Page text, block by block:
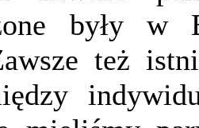
były w
też